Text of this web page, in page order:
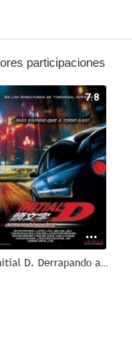
participaciones
7.8
Initial D. Derrapando al límite